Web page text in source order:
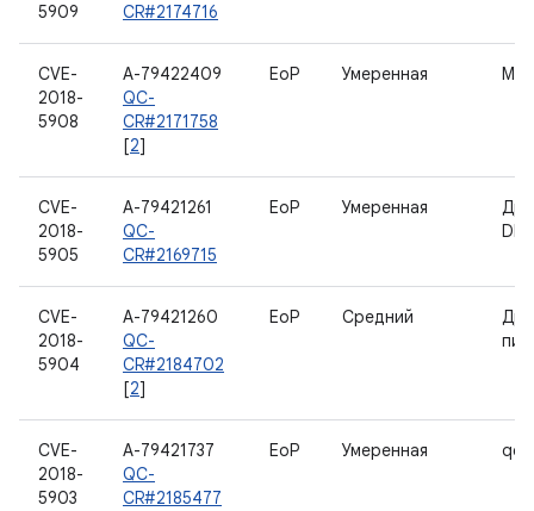
5909
CR#2174716
CVE-
2018-
5908
A-79422409
QC-
CR#2171758
[2]
EoP Умеренная
CVE-
2018-
5905
A-79421261
QC-
CR#2169715
EoP Умеренная
CVE-
2018-
5904
A-79421260
QC-
CR#2184702
[2]
EoP Средний
CVE-
2018-
5903
A-79421737
QC-
CR#2185477
EoP Умеренная